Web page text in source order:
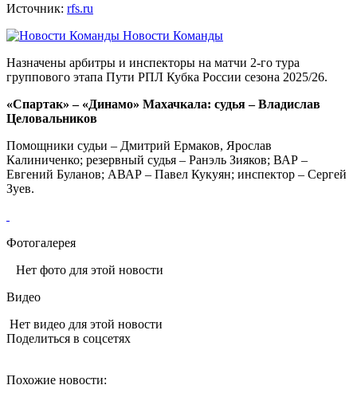
Источник: rfs.ru
Новости Команды
Назначены арбитры и инспекторы на матчи 2-го тура
группового этапа Пути РПЛ Кубка России сезона 2025/26.
«Спартак» – «Динамо» Махачкала: судья – Владислав
Целовальников
Помощники судьи – Дмитрий Ермаков, Ярослав
Калиниченко; резервный судья – Ранэль Зияков; ВАР –
Евгений Буланов; АВАР – Павел Кукуян; инспектор – Сергей
Зуев.
Фотогалерея
Нет фото для этой новости
Видео
Нет видео для этой новости
Поделиться в соцсетях
Похожие новости: